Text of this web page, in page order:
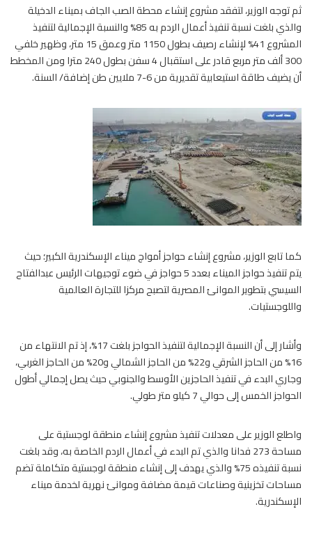
ثم توجه الوزير، لتفقد مشروع إنشاء محطة الصب الجاف بميناء الدخيلة
والذي بلغت نسبة تنفيذ أعمال الردم به 85% والنسبة الإجمالية لتنفيذ
المشروع 41% لإنشاء رصيف بطول 1150 متر وعمق 15 متر، وظهير خلفي
300 ألف متر مربع قادر على استقبال 4 سفن بطول 240 مترا ومن المخطط
أن يضيف طاقة استيعابية تقديرية من 6-7 ملايين طن إضافة/ السنة.
كما تابع الوزير، مشروع إنشاء حواجز أمواج ميناء الإسكندرية الكبير؛ حيث
يتم تنفيذ حواجز الميناء بعدد 5 حواجز في ضوء توجيهات الرئيس عبدالفتاح
السيسي بتطوير الموانئ المصرية لتصبح مركزا للتجارة العالمية
واللوجستيات.
وأشار إلى أن النسبة الإجمالية لتنفيذ الحواجز بلغت 17%، إذ تم الانتهاء من
16% من الحاجز الشرقي و22% من الحاجز الشمالي و20% من الحاجز الغربي،
وجاري البدء في تنفيذ الحاجزين الأوسط والجنوبي حيث يصل إجمالي أطول
الحواجز الخمس إلى حوالي 7 كيلو متر طولي.
واطلع الوزير على معدلات تنفيذ مشروع إنشاء منطقة لوجستية على
مساحة 273 فدانا والذي تم البدء في أعمال الردم الخاصة به، وقد بلغت
نسبة تنفيذه 75% والذي يهدف إلى إنشاء منطقة لوجستية متكاملة تضم
مساحات تخزينية وصناعات قيمة مضافة وموانئ نهرية لخدمة ميناء
الإسكندرية.